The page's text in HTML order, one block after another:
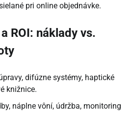
pri online objednávke.
ROI: náklady vs.
difúzne systémy, haptické
knižnice.
náplne vôní, údržba, monitoring